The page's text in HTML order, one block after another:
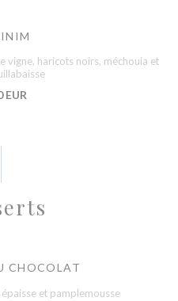
vigne, haricots noirs, méchouia et
EUR
CHOCOLAT
et pamplemousse